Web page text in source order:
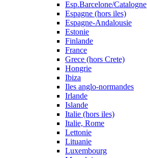
Esp.Barcelone/Catalogne
Espagne (hors iles)
Espagne-Andalousie
Estonie
Finlande
France
Grece (hors Crete)
Hongrie
Ibiza
Iles anglo-normandes
Irlande
Islande
Italie (hors iles)
Italie, Rome
Lettonie
Lituanie
Luxembourg